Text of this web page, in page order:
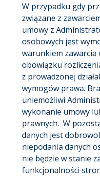
W przypadku gdy
związane z
umowy z
osobowych jest
warunkiem zawarcia
obowiązku
z prowadzonej
wymogów prawa.
uniemożliwi
wykonanie umowy
prawnych. W
danych jest
niepodania danych
nie będzie w stanie
funkcjonalności